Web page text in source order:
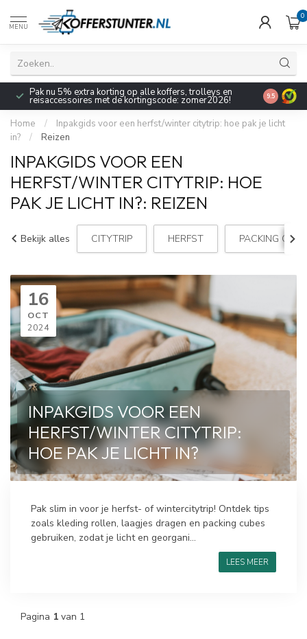
MENU
0
Pak nu 5% extra korting op alle koffers, trolleys en
reisaccessoires met de kortingscode: zomer2026! 9.5
Home /
Inpakgids voor een herfst/winter citytrip: hoe pak je licht
in?
/ Reizen
INPAKGIDS VOOR EEN
HERFST/WINTER CITYTRIP: HOE
PAK JE LICHT IN?: REIZEN
Bekijk alles CITYTRIP HERFST PACKING CUBE
16
OCT
2024
INPAKGIDS VOOR EEN
HERFST/WINTER CITYTRIP:
HOE PAK JE LICHT IN?
Pak slim in voor je herfst- of wintercitytrip! Ontdek tips
zoals kleding rollen, laagjes dragen en packing cubes
gebruiken, zodat je licht en georgani...
LEES MEER
Pagina 1 van 1